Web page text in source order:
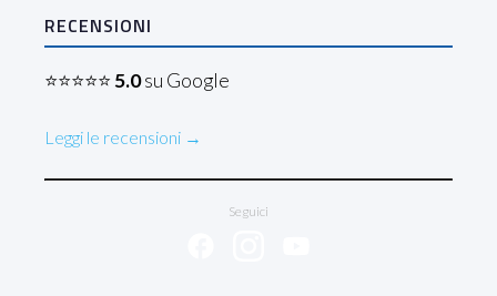
RECENSIONI
⭐⭐⭐⭐⭐ 5.0su Google
Leggi le recensioni →
Seguici